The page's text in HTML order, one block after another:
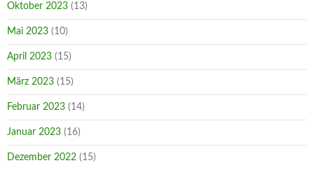
Oktober 2023 (13)
Mai 2023 (10)
April 2023 (15)
März 2023 (15)
Februar 2023 (14)
Januar 2023 (16)
Dezember 2022 (15)